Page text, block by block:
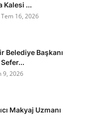
Kalesi ...
Tem 16, 2026
Belediye Başkanı
9, 2026
Makyaj Uzmanı